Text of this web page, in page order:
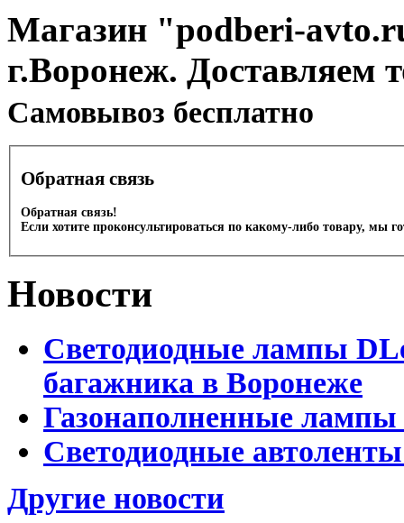
Магазин "podberi-
г.Воронеж. Доставляем
Cамовывоз бесплатно
Обратная связь
Обратная связь!
Если хотите проконсультироваться по какому-либо товару, мы
Новости
Светодиодные лампы
багажника в Воронеже
Газонаполненные
Светодиодные
Другие новости